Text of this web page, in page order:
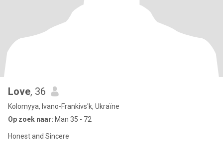
Love, 36
Kolomyya, Ivano-Frankivs'k, Ukraïne
Op zoek naar: Man 35 - 72
Honest and Sincere